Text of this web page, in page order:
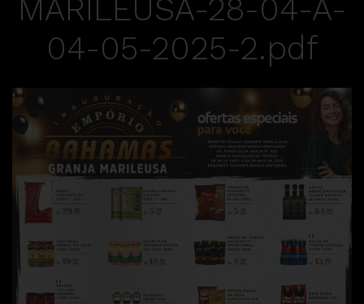
MARILEUSA-28-04-A-
04-05-2025-2.pdf